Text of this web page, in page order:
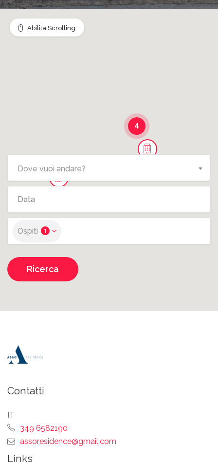
4
Dove vuoi andare?
Ospiti 1
Ricerca
Abilita Scrolling
Contatti
IT
349 6582190
assoresidence@gmail.com
Links